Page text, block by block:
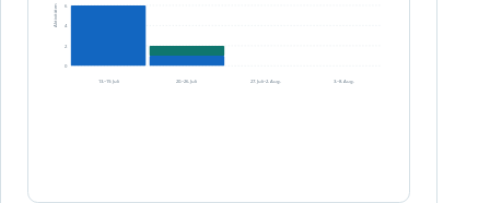
Aktivitäten
0
2
4
6
13.–19. Juli 20.–26. Juli 27. Juli–2. Aug. 3.–8. Aug.